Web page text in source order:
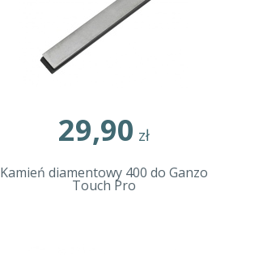
29,90 zł
Kamień diamentowy 400 do Ganzo
Touch Pro